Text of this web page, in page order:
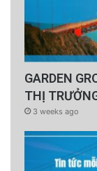
GARDEN
THỊ
3 weeks ago